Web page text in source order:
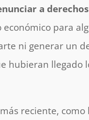
a
para
ni generar un
hubieran llegado
reciente, como